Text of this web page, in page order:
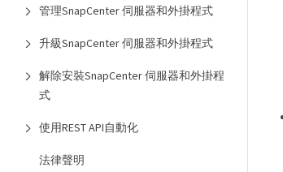
管理SnapCenter 伺服器和外掛程式
升級SnapCenter 伺服器和外掛程式
解除安裝SnapCenter 伺服器和外掛程
式
使用REST API自動化
法律聲明